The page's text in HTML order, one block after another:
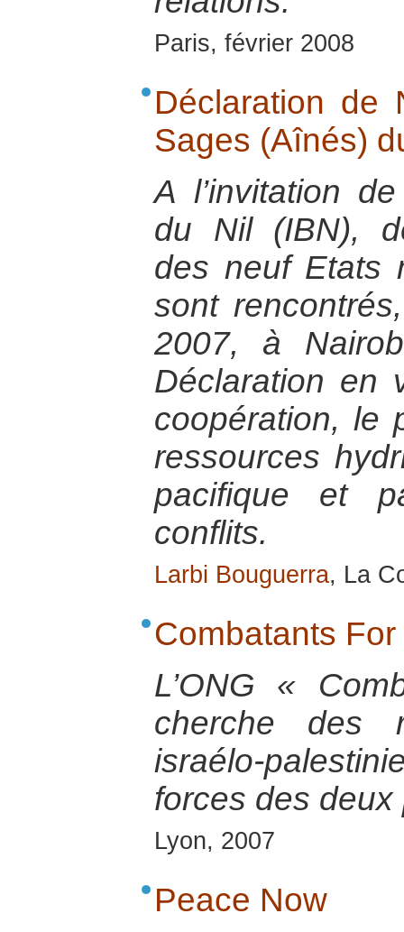
Paris, février 2008
Déclaration de
Sages (Aînés)
A l’invitation
du Nil (IBN),
des neuf Etats
sont
2007, à
Déclaration en
coopération, le
ressources
pacifique et
conflits.
Larbi Bouguerra, La
Combatants
L’ONG «
cherche des
israélo-
forces des deux
Lyon, 2007
Peace Now